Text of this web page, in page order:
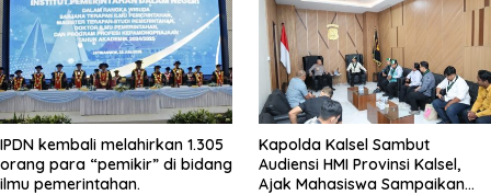
IPDN kembali melahirkan 1.305
orang para “pemikir” di bidang
ilmu pemerintahan.
Kapolda Kalsel Sambut
Audiensi HMI Provinsi Kalsel,
Ajak Mahasiswa Sampaikan